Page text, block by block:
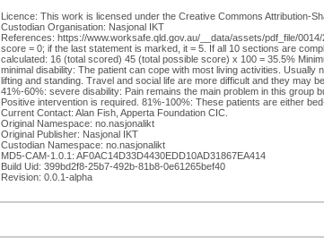
Licence: This work is licensed under the Creative Commons Attribution-
Custodian Organisation: Nasjonal IKT
References: https://www.worksafe.qld.gov.au/__data/assets/pdf_file/
score = 0; if the last statement is marked, it = 5. If all 10 sections are
calculated: 16 (total scored) 45 (total possible score) x 100 = 35.5%
minimal disability: The patient can cope with most living activities.
lifting and standing. Travel and social life are more difficult and they may
41%-60%: severe disability: Pain remains the main problem in this group
Positive intervention is required. 81%-100%: These patients are either
Current Contact: Alan Fish, Apperta Foundation CIC.
Original Namespace: no.nasjonalikt
Original Publisher: Nasjonal IKT
Custodian Namespace: no.nasjonalikt
MD5-CAM-1.0.1: AF0AC14D33D4430EDD10AD31867EA414
Build Uid: 399bd2f8-25b7-492b-81b8-0e61265bef40
Revision: 0.0.1-alpha